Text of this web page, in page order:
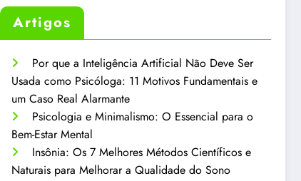
Artigos
Por que a Inteligência Artificial Não Deve Ser
Usada como Psicóloga: 11 Motivos Fundamentais e
um Caso Real Alarmante
Psicologia e Minimalismo: O Essencial para o
Bem-Estar Mental
Insônia: Os 7 Melhores Métodos Científicos e
Naturais para Melhorar a Qualidade do Sono